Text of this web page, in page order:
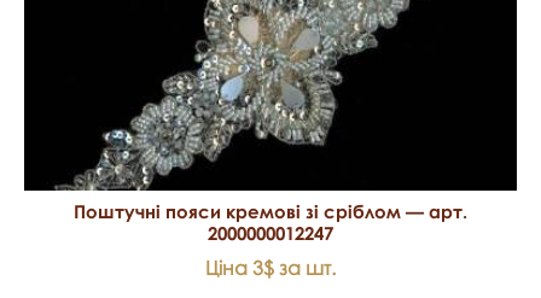
Поштучні пояси кремові зі сріблом — арт.
2000000012247
Ціна 3$ за шт.